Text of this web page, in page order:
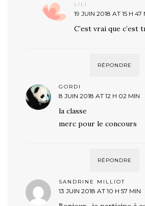
LILI
19 JUIN 2018 AT 15 H 47
C’est vrai que c’est
RÉPONDRE
GORDI
8 JUIN 2018 AT 12 H 02 MIN
la classe
merc pour le concours
RÉPONDRE
SANDRINE MILLIOT
13 JUIN 2018 AT 10 H 57 MIN